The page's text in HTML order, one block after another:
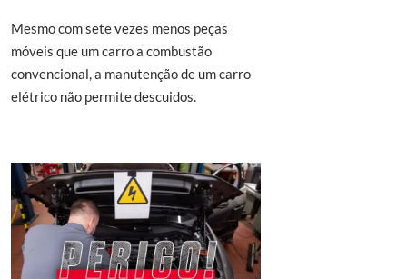
Mesmo com sete vezes menos peças
móveis que um carro a combustão
convencional, a manutenção de um carro
elétrico não permite descuidos.